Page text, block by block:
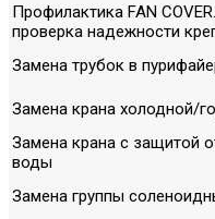
Профилактика FAN
проверка надежности
Замена трубок в
Замена крана холодной/
Замена крана с защитой
воды
Замена группы